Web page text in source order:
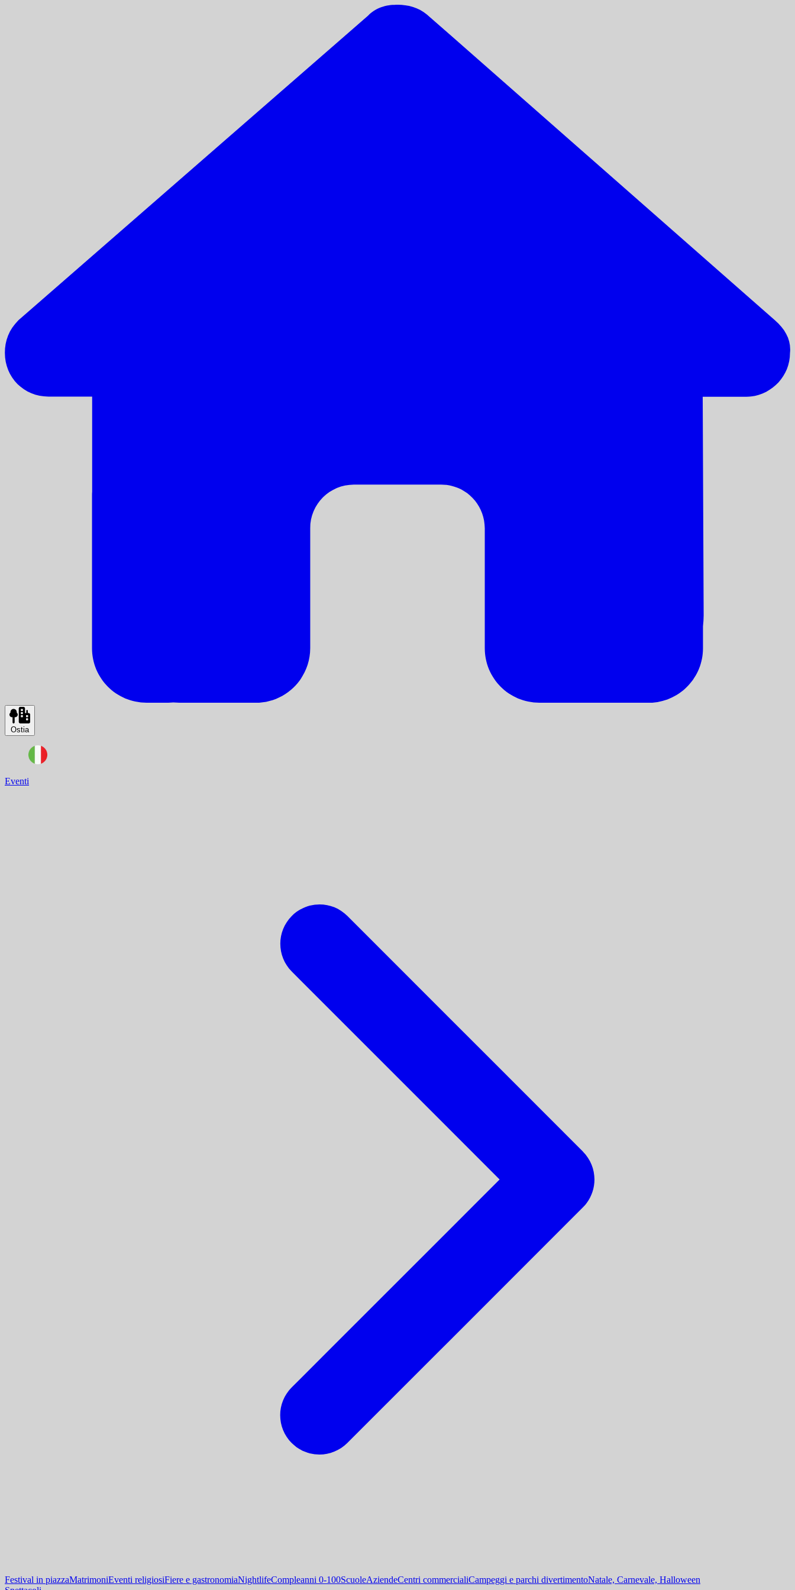
Ostia
Eventi
Festival in piazzaMatrimoniEventi religiosiFiere e gastronomiaNightlifeCompleanni 0-100ScuoleAziendeCentri commercialiCampeggi e parchi divertimentoNatale, Carnevale, Halloween